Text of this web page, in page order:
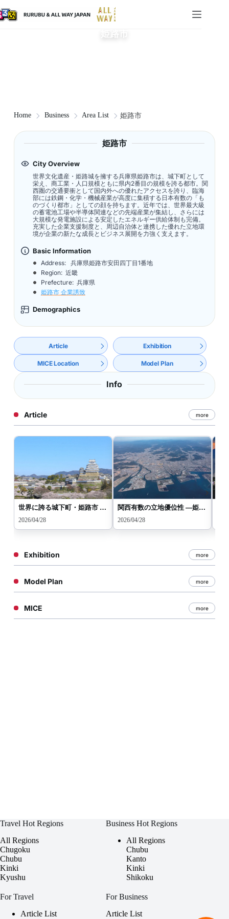
姫路市
Home Business Area List 姫路市
姫路市
City Overview
世界文化遺産・姫路城を擁する兵庫県姫路市は、城下町として
栄え、商工業・人口規模ともに県内2番目の規模を誇る都市。関
西圏の交通要衝として国内外への優れたアクセスを誇り、臨海
部には鉄鋼・化学・機械産業が高度に集積する日本有数の「も
のづくり都市」としての顔を持ちます。近年では、世界最大級
の蓄電池工場や半導体関連などの先端産業が集結し、さらには
大規模な発電施設による安定したエネルギー供給体制も完備。
充実した企業支援制度と、周辺自治体と連携した優れた立地環
境が企業の新たな成長とビジネス展開を力強く支えます。
Basic Information
Address: 兵庫県姫路市安田四丁目1番地
Region: 近畿
Prefecture: 兵庫県
姫路市 企業誘致
Demographics
Article Exhibition
MICE Location Model Plan
Info
Article more
世界に誇る城下町・姫路市 ―歴史と美しさが息づく都市の魅力―
2026/04/28
関西有数の立地優位性 ―姫路市がビジネス拠点に選ばれる理由―
2026/04/28
Exhibition more
Model Plan more
MICE more
Travel Hot Regions
All Regions
Chugoku
Chubu
Kinki
Kyushu
Business Hot Regions
All Regions
Chubu
Kanto
Kinki
Shikoku
For Travel
Article List
For Business
Article List